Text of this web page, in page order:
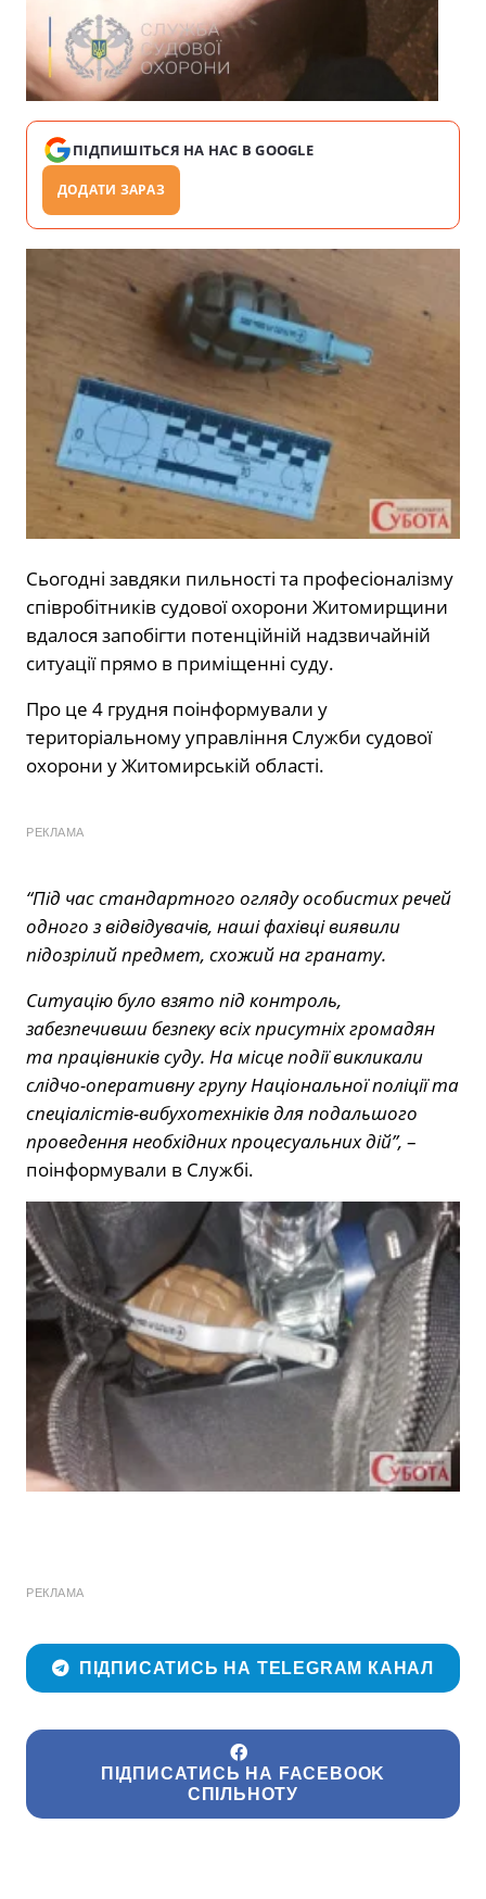
ПІДПИШІТЬСЯ НА НАС В GOOGLE
ДОДАТИ ЗАРАЗ
Сьогодні завдяки пильності та професіоналізму
співробітників судової охорони Житомирщини
вдалося запобігти потенційній надзвичайній
ситуації прямо в приміщенні суду.
Про це 4 грудня поінформували у
територіальному управління Служби судової
охорони у Житомирській області.
РЕКЛАМА
“Під час стандартного огляду особистих речей
одного з відвідувачів, наші фахівці виявили
підозрілий предмет, схожий на гранату.
Ситуацію було взято під контроль,
забезпечивши безпеку всіх присутніх громадян
та працівників суду. На місце події викликали
слідчо-оперативну групу Національної поліції та
спеціалістів-вибухотехніків для подальшого
проведення необхідних процесуальних дій”, –
поінформували в Службі.
РЕКЛАМА
ПІДПИСАТИСЬ НА TELEGRAM КАНАЛ
ПІДПИСАТИСЬ НА FACEBOOK
СПІЛЬНОТУ